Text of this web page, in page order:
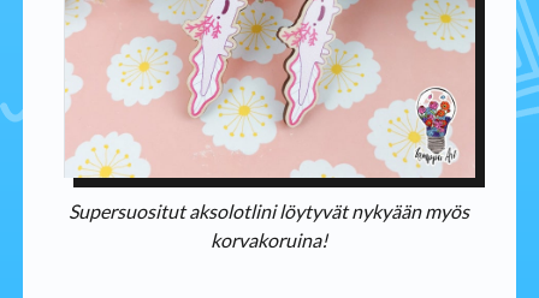
Supersuositut aksolotlini löytyvät nykyään myös
korvakoruina!